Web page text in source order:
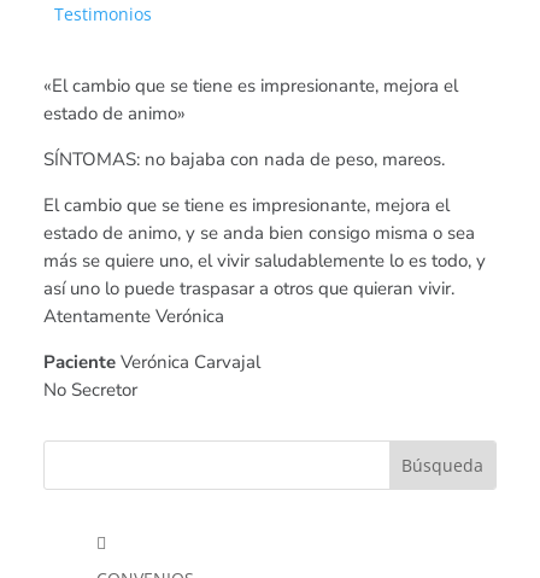
Testimonios
«El cambio que se tiene es impresionante, mejora el
estado de animo»
SÍNTOMAS: no bajaba con nada de peso, mareos.
El cambio que se tiene es impresionante, mejora el
estado de animo, y se anda bien consigo misma o sea
más se quiere uno, el vivir saludablemente lo es todo, y
así uno lo puede traspasar a otros que quieran vivir.
Atentamente Verónica
PacienteVerónica Carvajal
No Secretor
